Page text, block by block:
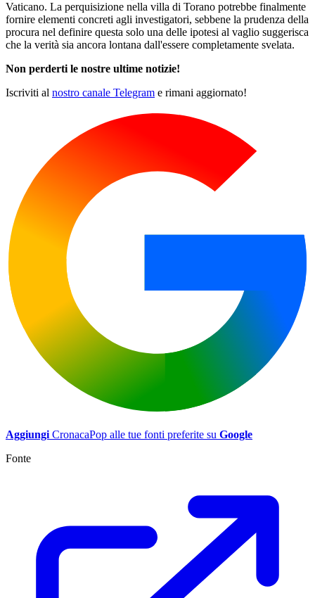
Vaticano. La perquisizione nella villa di Torano potrebbe finalmente
fornire elementi concreti agli investigatori, sebbene la prudenza della
procura nel definire questa solo una delle ipotesi al vaglio suggerisca
che la verità sia ancora lontana dall'essere completamente svelata.
Non perderti le nostre ultime notizie!
Iscriviti al nostro canale Telegram e rimani aggiornato!
Aggiungi CronacaPop alle tue fonti preferite su Google
Fonte